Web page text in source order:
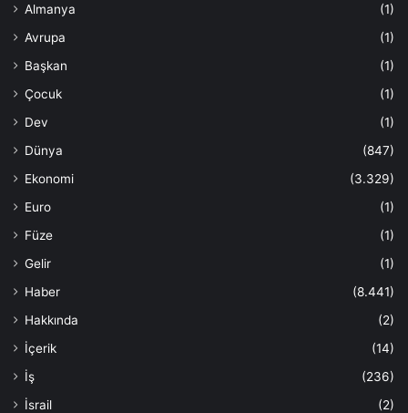
Almanya
(1)
Avrupa
(1)
Başkan
(1)
Çocuk
(1)
Dev
(1)
Dünya
(847)
Ekonomi
(3.329)
Euro
(1)
Füze
(1)
Gelir
(1)
Haber
(8.441)
Hakkında
(2)
İçerik
(14)
İş
(236)
İsrail
(2)